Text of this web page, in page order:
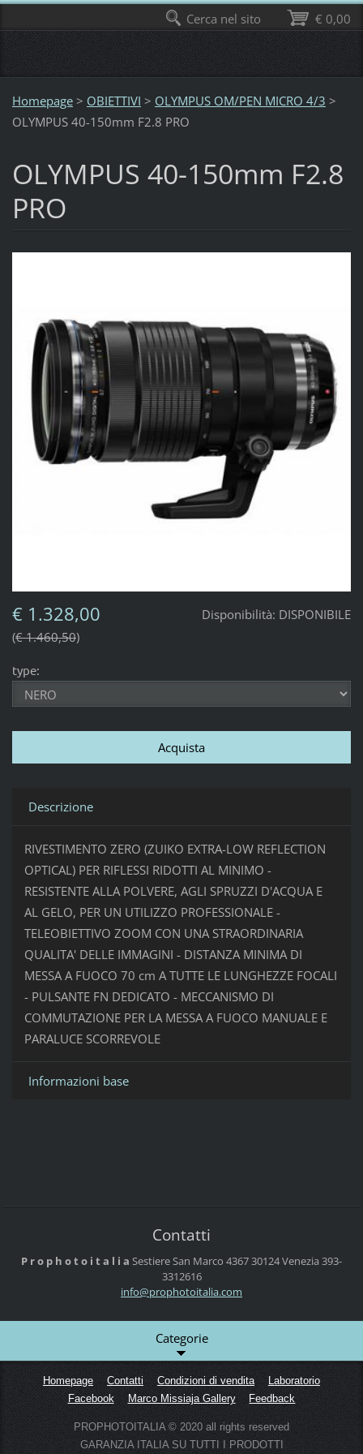
Homepage > OBIETTIVI > OLYMPUS OM/PEN MICRO 4/3 >
OLYMPUS 40-150mm F2.8 PRO
OLYMPUS 40-150mm F2.8
PRO
Disponibilità: DISPONIBILE
€ 1.328,00
€ 1.460,50
type:
Descrizione
RIVESTIMENTO ZERO (ZUIKO EXTRA-LOW REFLECTION
OPTICAL) PER RIFLESSI RIDOTTI AL MINIMO -
RESISTENTE ALLA POLVERE, AGLI SPRUZZI D'ACQUA E
AL GELO, PER UN UTILIZZO PROFESSIONALE -
TELEOBIETTIVO ZOOM CON UNA STRAORDINARIA
QUALITA' DELLE IMMAGINI - DISTANZA MINIMA DI
MESSA A FUOCO 70 cm A TUTTE LE LUNGHEZZE FOCALI
- PULSANTE FN DEDICATO - MECCANISMO DI
COMMUTAZIONE PER LA MESSA A FUOCO MANUALE E
PARALUCE SCORREVOLE
Informazioni base
Contatti
P r o p h o t o i t a l i a Sestiere San Marco 436730124 Venezia 393-
3312616
info@prophotoitalia.com
Categorie
Homepage Contatti Condizioni di vendita
Laboratorio
Facebook
Marco Missiaja Gallery Feedback
PROPHOTOITALIA © 2020 all rights reserved
GARANZIA ITALIA SU TUTTI I PRODOTTI
€ 0,00
Cerca nel sito